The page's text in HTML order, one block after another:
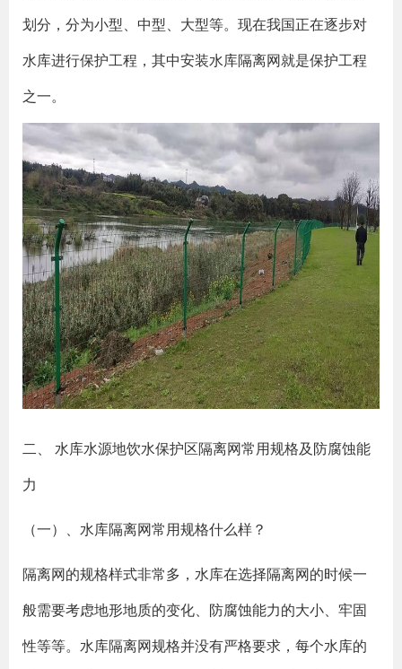
划分，分为小型、中型、大型等。现在我国正在逐步对
水库进行保护工程，其中安装水库隔离网就是保护工程
之一。
二、 水库水源地饮水保护区隔离网常用规格及防腐蚀能
力
（一）、水库隔离网常用规格什么样？
隔离网的规格样式非常多，水库在选择隔离网的时候一
般需要考虑地形地质的变化、防腐蚀能力的大小、牢固
性等等。水库隔离网规格并没有严格要求，每个水库的